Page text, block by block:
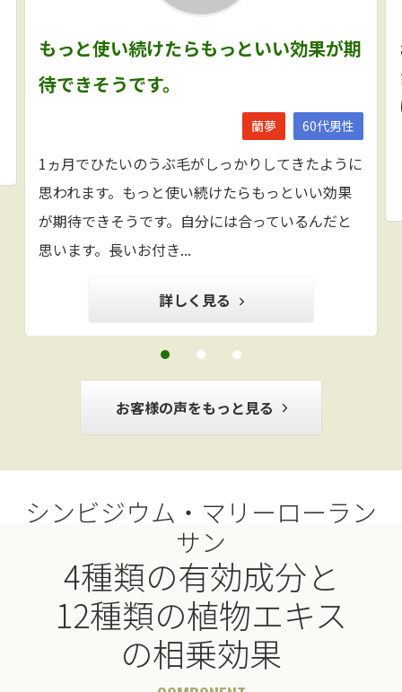
もっと使い続けたらもっといい効果が期
待できそうです。
蘭夢 60代男性
1ヵ月でひたいのうぶ毛がしっかりしてきたように
思われます。もっと使い続けたらもっといい効果
が期待できそうです。自分には合っているんだと
思います。長いお付き...
詳しく見る
お客様の声をもっと見る
シンビジウム・マリーローラン
サン
4種類の有効成分と
12種類の植物エキス
の相乗効果